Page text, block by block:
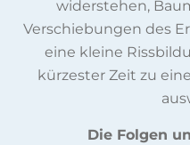
widerstehen,
Verschiebungen des
eine kleine
kürzester Zeit zu
Die Folgen